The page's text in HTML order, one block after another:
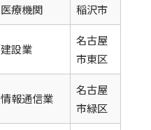
医療機関 稲沢市
建設業
名古屋
市東区
情報通信業
名古屋
市緑区